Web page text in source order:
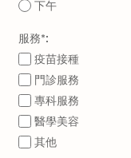
昏至清晨時
在戶外時
特別是足踝
於外露的
乙型肝炎
病毒存在患者的
性行為
血液接觸
衛生用品
下午
服務*:
疫苗接種
門診服務
專科服務
醫學美容
其他